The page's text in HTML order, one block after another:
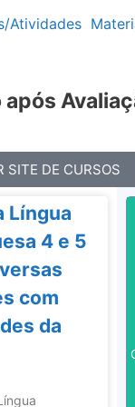
Atividades
SITE DE CURSOS
Língua
4 e 5
com
da